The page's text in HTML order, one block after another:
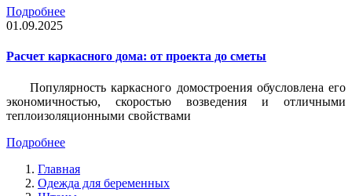
Подробнее
01.09.2025
Расчет каркасного дома: от проекта до сметы
Популярность каркасного домостроения обусловлена его
экономичностью, скоростью возведения и отличными
теплоизоляционными свойствами
Подробнее
Главная
Одежда для беременных